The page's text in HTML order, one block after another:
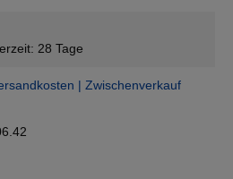
28 Tage
| Zwischenverkauf